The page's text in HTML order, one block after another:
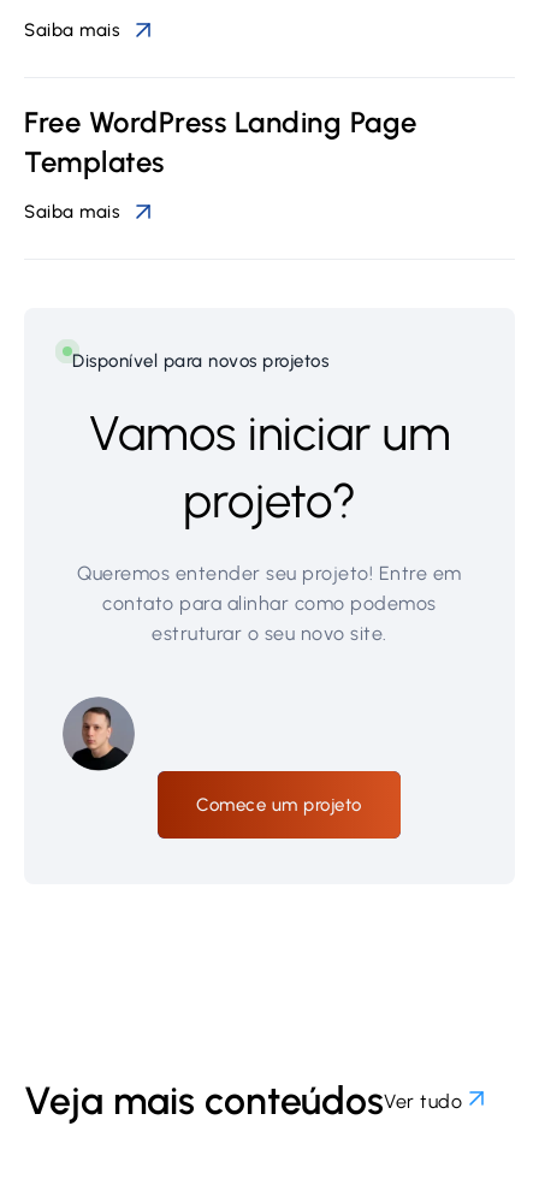
Saiba mais
Free WordPress Landing Page
Templates
Saiba mais
Disponível para novos projetos
Vamos iniciar um
projeto?
Queremos entender seu projeto! Entre em
contato para alinhar como podemos
estruturar o seu novo site.
Comece um projeto
Veja mais conteúdosVer tudo